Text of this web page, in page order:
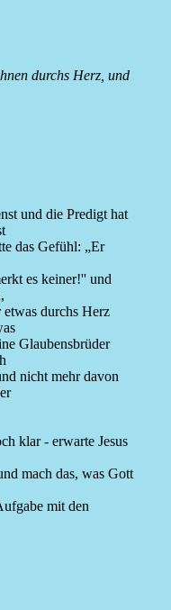
durchs Herz, und
und die Predigt hat
das Gefühl: „Er
es keiner!'' und
durchs Herz
Glaubensbrüder
nicht mehr davon
klar - erwarte Jesus
mach das, was Gott
mit den